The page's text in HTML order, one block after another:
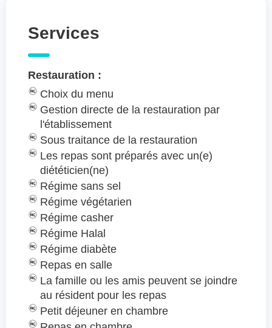
Services
Restauration :
Choix du menu
Gestion directe de la restauration par
l'établissement
Sous traitance de la restauration
Les repas sont préparés avec un(e)
diététicien(ne)
Régime sans sel
Régime végétarien
Régime casher
Régime Halal
Régime diabète
Repas en salle
La famille ou les amis peuvent se joindre
au résident pour les repas
Petit déjeuner en chambre